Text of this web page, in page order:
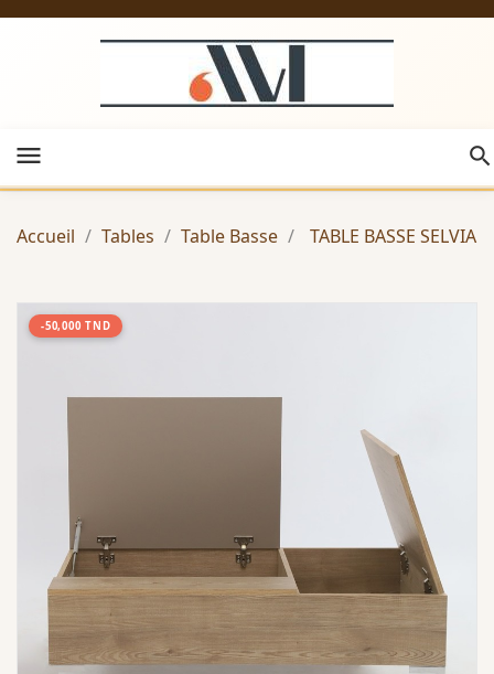
menu
Accueil Tables Table Basse TABLE BASSE SELVIA
-50,000 TND